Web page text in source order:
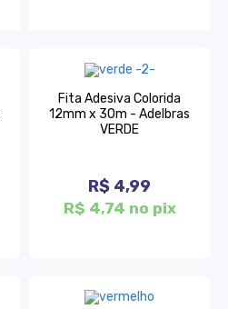
Fita Adesiva Colorida
12mm x 30m - Adelbras
VERDE
R$ 4,99
R$ 4,74 no pix